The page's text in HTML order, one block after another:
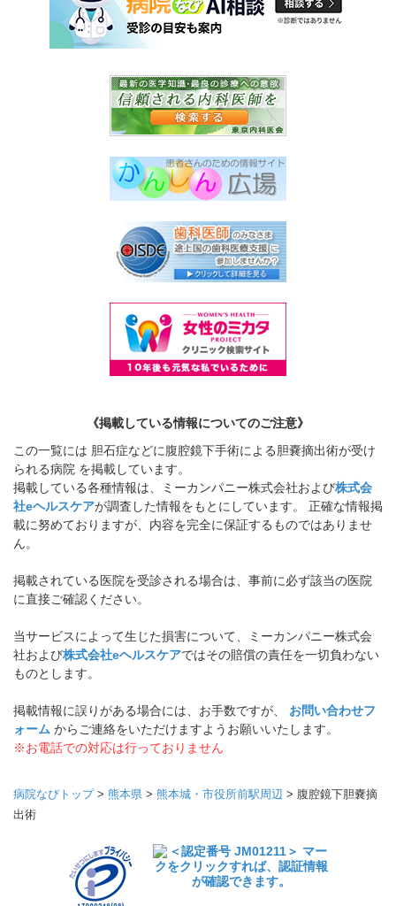
《掲載している情報についてのご注意》
この一覧には 胆石症などに腹腔鏡下手術による胆嚢摘出術が受け
られる病院 を掲載しています。
掲載している各種情報は、ミーカンパニー株式会社および株式会
社eヘルスケアが調査した情報をもとにしています。 正確な情報掲
載に努めておりますが、内容を完全に保証するものではありませ
ん。
掲載されている医院を受診される場合は、事前に必ず該当の医院
に直接ご確認ください。
当サービスによって生じた損害について、ミーカンパニー株式会
社および株式会社eヘルスケアではその賠償の責任を一切負わない
ものとします。
掲載情報に誤りがある場合には、お手数ですが、 お問い合わせフ
ォーム からご連絡をいただけますようお願いいたします。
※お電話での対応は行っておりません
病院なびトップ> 熊本県 > 熊本城・市役所前駅周辺 > 腹腔鏡下胆嚢摘
出術